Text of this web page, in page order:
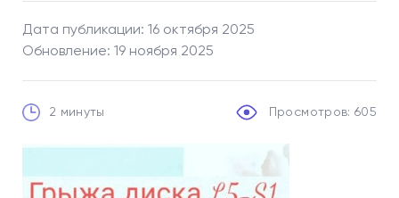
Дата публикации: 16 октября 2025
Обновление: 19 ноября 2025
2 минуты Просмотров: 605